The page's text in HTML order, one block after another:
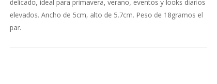
delicado, ideal para primavera, verano, eventos y looks diarios
elevados. Ancho de 5cm, alto de 5.7cm. Peso de 18gramos el
par.